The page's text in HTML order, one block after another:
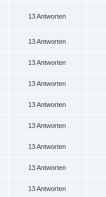
13 Antworten
13 Antworten
13 Antworten
13 Antworten
13 Antworten
13 Antworten
13 Antworten
13 Antworten
13 Antworten